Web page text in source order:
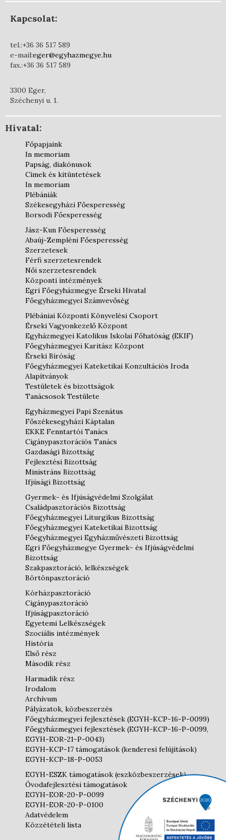
Kapcsolat:
tel.:+36 36 517 589
e-mail:eger@egyhazmegye.hu
fax.:+36 36 517 589
3300 Eger,
Széchenyi u. 1.
Hivatal:
Főpapjaink
In memoriam
Papság, diakónusok
Címek és kitüntetések
In memoriam
Plébániák
Székesegyházi Főesperesség
Borsodi Főesperesség
Jász-Kun Főesperesség
Abaúj-Zempléni Főesperesség
Szerzetesek
Férfi szerzetesrendek
Női szerzetesrendek
Központi intézmények
Egri Főegyházmegye Érseki Hivatal
Főegyházmegyei Számvevőség
Plébániai Központi Könyvelési Csoport
Érseki Vagyonkezelő Központ
Egyházmegyei Katolikus Iskolai Főhatóság (EKIF)
Főegyházmegyei Karitász Központ
Érseki Bíróság
Főegyházmegyei Kateketikai Konzultációs Iroda
Alapítványok
Testületek és bizottságok
Tanácsosok Testülete
Egyházmegyei Papi Szenátus
Főszékesegyházi Káptalan
EKKE Fenntartói Tanács
Cigánypasztorációs Tanács
Gazdasági Bizottság
Fejlesztési Bizottság
Ministráns Bizottság
Ifjúsági Bizottság
Gyermek- és Ifjúságvédelmi Szolgálat
Családpasztorációs Bizottság
Főegyházmegyei Liturgikus Bizottság
Főegyházmegyei Kateketikai Bizottság
Főegyházmegyei Egyházművészeti Bizottság
Egri Főegyházmegye Gyermek- és Ifjúságvédelmi
Bizottság
Szakpasztoráció, lelkészségek
Börtönpasztoráció
Kórházpasztoráció
Cigánypasztoráció
Ifjúságpasztoráció
Egyetemi Lelkészségek
Szociális intézmények
História
Első rész
Második rész
Harmadik rész
Irodalom
Archívum
Pályázatok, közbeszerzés
Főegyházmegyei fejlesztések (EGYH-KCP-16-P-0099)
Főegyházmegyei fejlesztések (EGYH-KCP-16-P-0099,
EGYH-EOR-21-P-0043)
EGYH-KCP-17 támogatások (kenderesi felújítások)
EGYH-KCP-18-P-0053
EGYH-ESZK támogatások (eszközbeszerzések)
Óvodafejlesztési támogatások
EGYH-EOR-20-P-0099
EGYH-EOR-20-P-0100
Adatvédelem
Közzétételi lista